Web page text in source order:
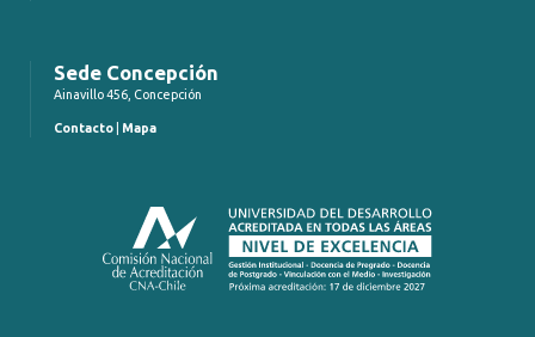
Sede Concepción
Ainavillo 456, Concepción
Contacto Mapa